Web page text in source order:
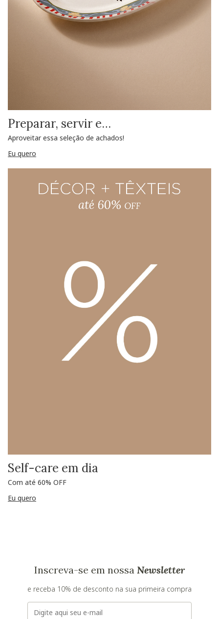
Preparar, servir e…
Aproveitar essa seleção de achados!
Eu quero
Self-care em dia
Com até 60% OFF
Eu quero
Inscreva-se em nossa Newsletter
e receba 10% de desconto na sua primeira compra
E-mail